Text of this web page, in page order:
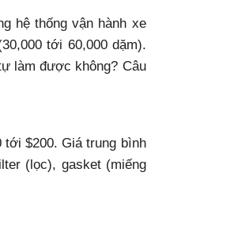
hệ thống vận hành xe
tới 60,000 dặm).
làm được không? Câu
$200. Giá trung bình
(lọc), gasket (miếng